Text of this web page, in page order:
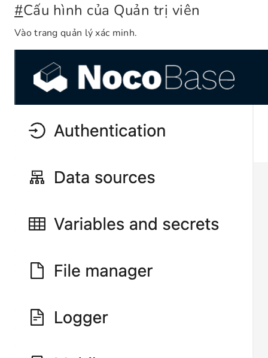
#Cấu hình của Quản trị viên
Vào trang quản lý xác minh.